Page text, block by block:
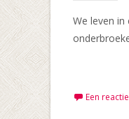
We leven
Een